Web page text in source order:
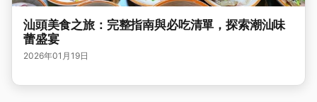
汕頭美食之旅：完整指南與必吃清單，探索潮汕味
蕾盛宴
2026年01月19日